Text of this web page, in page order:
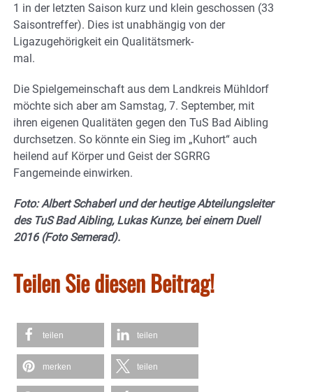
1 in der letzten Saison kurz und klein geschossen (33
Saisontreffer). Dies ist unabhängig von der
Ligazugehörigkeit ein Qualitätsmerk-
mal.
Die Spielgemeinschaft aus dem Landkreis Mühldorf
möchte sich aber am Samstag, 7. September, mit
ihren eigenen Qualitäten gegen den TuS Bad Aibling
durchsetzen. So könnte ein Sieg im „Kuhort“ auch
heilend auf Körper und Geist der SGRRG
Fangemeinde einwirken.
Foto: Albert Schaberl und der heutige Abteilungsleiter
des TuS Bad Aibling, Lukas Kunze, bei einem Duell
2016 (Foto Semerad).
Teilen Sie diesen Beitrag!
teilen teilen
merken teilen